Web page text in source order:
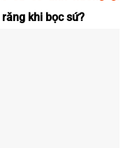
khi bọc sứ?